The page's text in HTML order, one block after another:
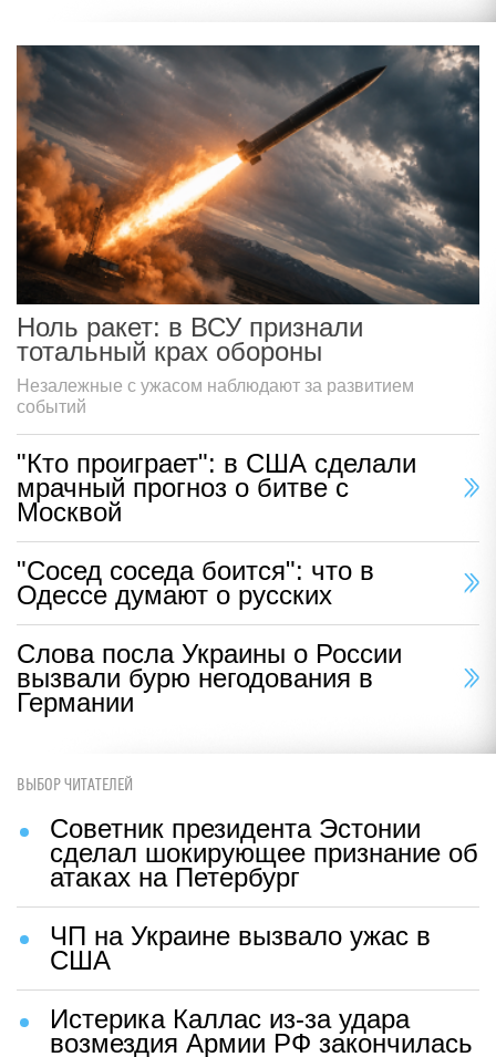
Ноль ракет: в ВСУ признали
тотальный крах обороны
Незалежные с ужасом наблюдают за развитием
событий
"Кто проиграет": в США сделали
мрачный прогноз о битве с
Москвой
"Сосед соседа боится": что в
Одессе думают о русских
Слова посла Украины о России
вызвали бурю негодования в
Германии
ВЫБОР ЧИТАТЕЛЕЙ
Советник президента Эстонии
сделал шокирующее признание об
атаках на Петербург
ЧП на Украине вызвало ужас в
США
Истерика Каллас из-за удара
возмездия Армии РФ закончилась